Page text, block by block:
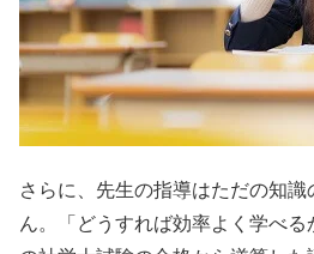
さらに、先生の指導はただの知
ん。「どうすれば効率よく学べる